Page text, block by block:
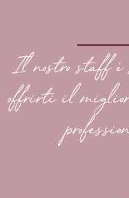
Il nostro staff è
offrirti il miglior